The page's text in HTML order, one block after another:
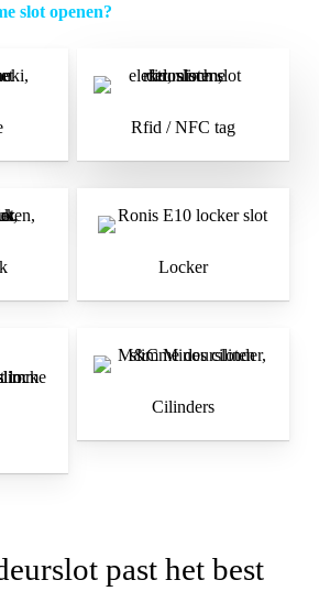
slot openen?
Rfid / NFC tag
Locker
Cilinders
past het best